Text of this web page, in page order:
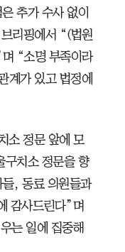
추가 수사 없이
리핑에서 “(법원
“소명 부족이라
계가 있고 법정에
소 정문 앞에 모
구치소 정문을 향
들, 동료 의원들과
감사드린다”며
는 일에 집중해